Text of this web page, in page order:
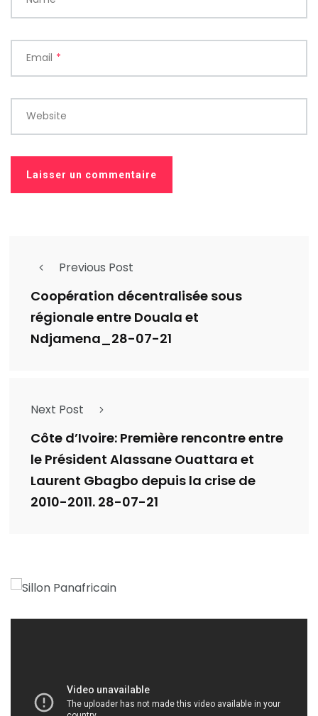
Email *
Website
Previous Post
Coopération décentralisée sous
régionale entre Douala et
Ndjamena_28-07-21
Next Post
Côte d’Ivoire: Première rencontre entre
le Président Alassane Ouattara et
Laurent Gbagbo depuis la crise de
2010-2011. 28-07-21